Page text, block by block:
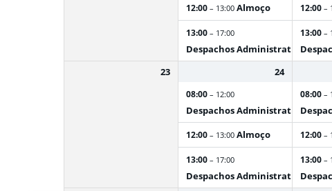
12:00 – 13:00 Almoço
13:00 – 17:00
Despachos Administrativos
12:00 –
13:00 –
23 24
08:00 – 12:00
Despachos Administrativos
12:00 – 13:00 Almoço
13:00 – 17:00
Despachos Administrativos
08:00 –
12:00 –
13:00 –